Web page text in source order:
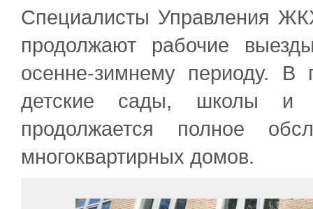
Специалисты Управления
продолжают рабочие
осенне-зимнему периоду. В
детские сады, школы и
продолжается полное
многоквартирных домов.